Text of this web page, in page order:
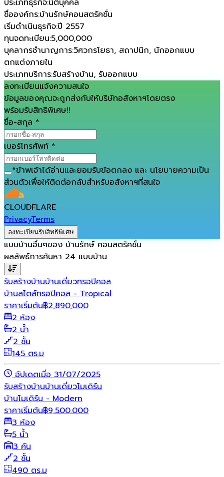
ประเภทธุรกิจ:นิติบุคคล
ชื่อองค์กร:บ้านรักษ์คอนสตรัคชั่น
เริ่มดำเนินธุรกิจ:ปี 2557
ทุนจดทะเบียน:5,000,000
บุคลากรชำนาญการ:วิศวกรโยธา, สถาปนิก, นักออกแบบ
ตกแต่งภายใน
ประเภทบริการ:รับสร้างบ้าน, รับออกแบบ
ลงทะเบียนแจ้งความสนใจ
ข้อมูลของคุณจะถูกส่งกับให้บริษัทอสังหาฯโดยตรง
พร้อมรับสิทธิพิเศษ!!
ชื่อ-สกุล *
เบอร์โทรศัพท์ *
*ข้าพเจ้าได้อ่านและยอมรับข้อตกลง และ นโยบายความเป็น
ส่วนตัวเพื่อให้ติดต่อกลับสำหรับอสังหาฯที่สนใจ
CLOUDFLARE
PrivacyTerms
ลงทะเบียนรับสิทธิพิเศษ
แบบบ้านอื่นๆของ บ้านรักษ์ คอนสตรัคชั่น
ผลลัพธ์การค้นหา 24 แบบบ้าน
รับสร้างบ้านบ้านเดี่ยวทรอปิคอล
บ้านสไตล์ทรอปิคอล - Tropical
ราคาเริ่มต้น฿2,890,000
2 ห้อง
2 น้ำ
2 ชั้น
145 ตร.ม
อัปเดตเมื่อ 31/07/2025
รับสร้างบ้านบ้านเดี่ยวโมเดิร์น
บ้านโมเดิร์น - Modern
ราคาเริ่มต้น฿9,500,000
3 ห้อง
5 น้ำ
3 คัน
2 ชั้น
490 ตร.ม